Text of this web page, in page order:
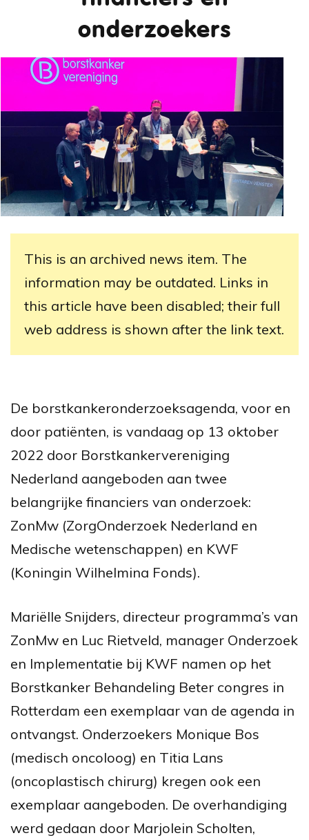
onderzoekers
This is an archived news item. The
information may be outdated. Links in
this article have been disabled; their full
web address is shown after the link text.
De borstkankeronderzoeksagenda, voor en
door patiënten, is vandaag op 13 oktober
2022 door Borstkankervereniging
Nederland aangeboden aan twee
belangrijke financiers van onderzoek:
ZonMw (ZorgOnderzoek Nederland en
Medische wetenschappen) en KWF
(Koningin Wilhelmina Fonds).
Mariëlle Snijders, directeur programma’s van
ZonMw en Luc Rietveld, manager Onderzoek
en Implementatie bij KWF namen op het
Borstkanker Behandeling Beter congres in
Rotterdam een exemplaar van de agenda in
ontvangst. Onderzoekers Monique Bos
(medisch oncoloog) en Titia Lans
(oncoplastisch chirurg) kregen ook een
exemplaar aangeboden. De overhandiging
werd gedaan door Marjolein Scholten,